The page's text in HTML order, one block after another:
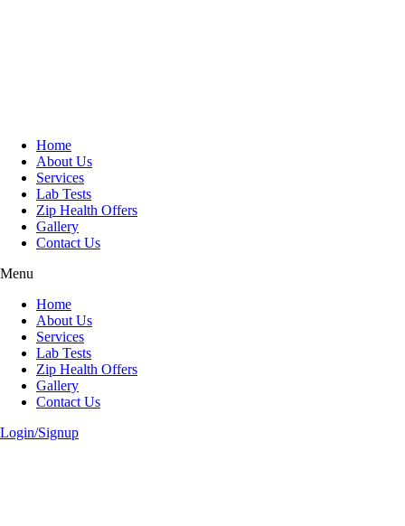
Home
About Us
Services
Lab Tests
Zip Health Offers
Gallery
Contact Us
Menu
Home
About Us
Services
Lab Tests
Zip Health Offers
Gallery
Contact Us
Login/Signup